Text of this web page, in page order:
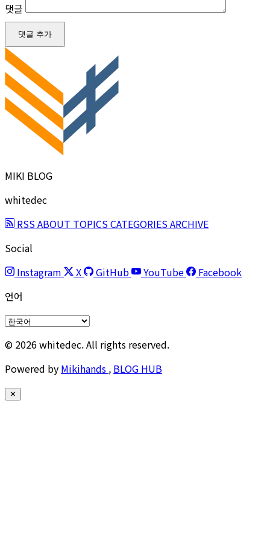
댓글
댓글 추가
MIKI BLOG
whitedec
RSSABOUT TOPICSCATEGORIESARCHIVE
Social
Instagram
X GitHub YouTube
Facebook
언어
© 2026 whitedec. All rights reserved.
Powered by Mikihands , BLOG HUB
✕